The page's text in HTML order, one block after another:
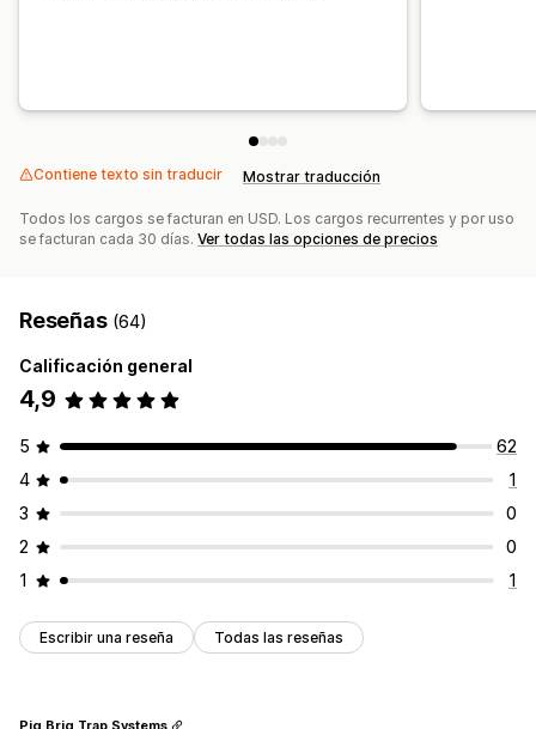
Contiene texto sin traducir Mostrar traducción
Todos los cargos se facturan en USD. Los cargos recurrentes y por uso
se facturan cada 30 días. Ver todas las opciones de precios
Reseñas (64)
Calificación general
4,9
5
62
4
1
3
0
2
0
1
1
Escribir una reseña Todas las reseñas
Pig Brig Trap Systems